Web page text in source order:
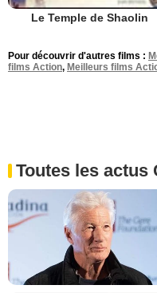
Le Temple de Shaolin
Pour découvrir d'autres films :
films Action, Meilleurs films
Toutes les actus